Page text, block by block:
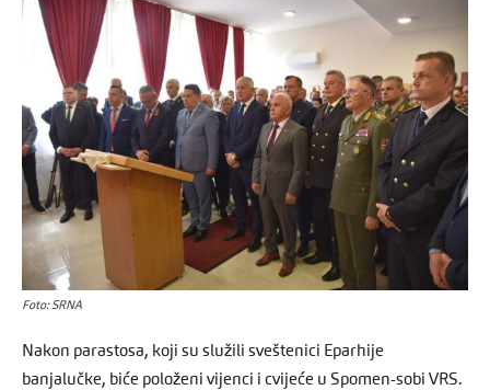
Foto: SRNA
Nakon parastosa, koji su služili sveštenici Eparhije
banjalučke, biće položeni vijenci i cvijeće u Spomen-sobi VRS.